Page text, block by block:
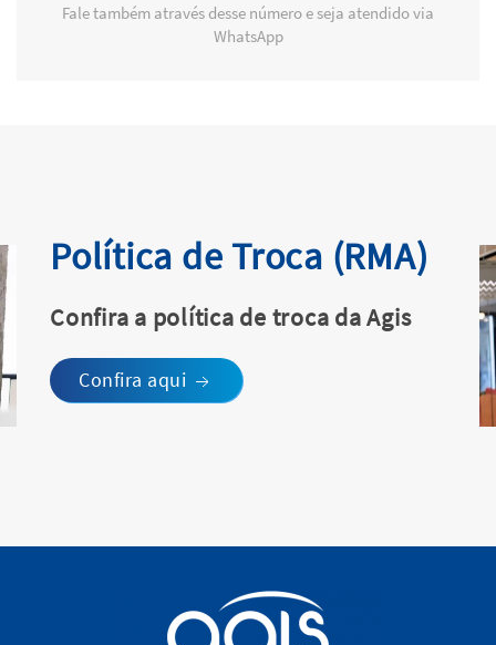
Fale também através desse número e seja atendido via
WhatsApp
Política de Troca (RMA)
Confira a política de troca da Agis
Confira aqui